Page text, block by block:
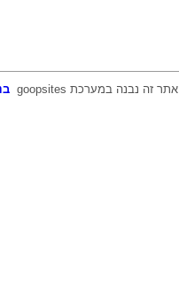
אתר זה נבנה במערכת goopsites